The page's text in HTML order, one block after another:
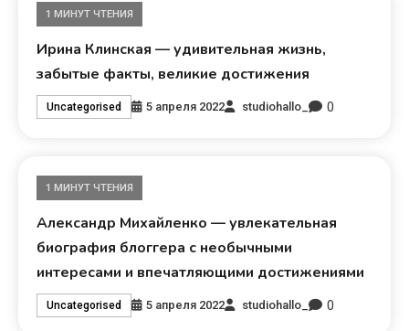
1 МИНУТ ЧТЕНИЯ
Ирина Клинская — удивительная жизнь,
забытые факты, великие достижения
Uncategorised 5 апреля 2022 studiohallo_ 0
1 МИНУТ ЧТЕНИЯ
Александр Михайленко — увлекательная
биография блоггера с необычными
интересами и впечатляющими достижениями
Uncategorised 5 апреля 2022 studiohallo_ 0